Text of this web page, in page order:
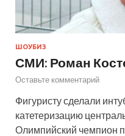
ШОУБИЗ
СМИ: Роман
Оставьте комментарий
Фигуристу сделали
катетеризацию
Олимпийский чемпион